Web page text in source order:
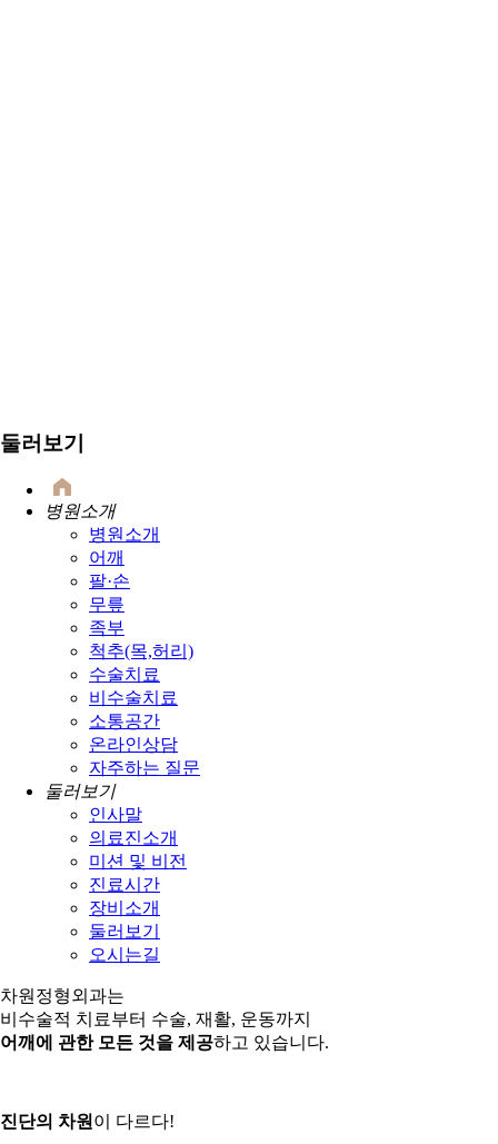
둘러보기
병원소개
병원소개
어깨
팔·손
무릎
족부
척추(목,허리)
수술치료
비수술치료
소통공간
온라인상담
자주하는 질문
둘러보기
인사말
의료진소개
미션 및 비전
진료시간
장비소개
둘러보기
오시는길
차원정형외과는
비수술적 치료부터 수술, 재활, 운동까지
어깨에 관한 모든 것을 제공하고 있습니다.
진단의 차원이 다르다!